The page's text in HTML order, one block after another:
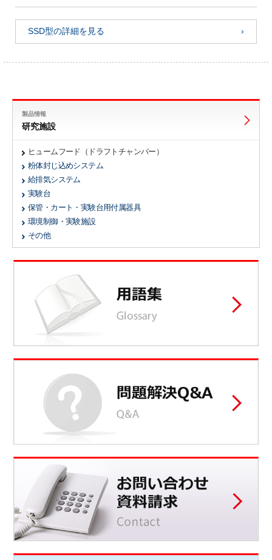
SSD型の詳細を見る
製品情報
研究施設
ヒュームフード（ドラフトチャンバー）
粉体封じ込めシステム
給排気システム
実験台
保管・カート・実験台用付属器具
環境制御・実験施設
その他